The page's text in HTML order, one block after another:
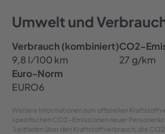
Umwelt und
Verbrauch (kombiniert)
9,8 l ⁄ 100 km
CO2-
27 g/km
Euro-Norm
EURO6
Weitere Informationen zum offiziellen
spezifischen CO2-Emissionen neuer
'Leitfaden über den Kraftstoffverbrauch, die